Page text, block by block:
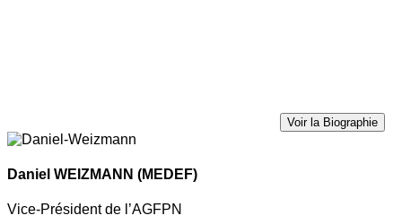
Voir la Biographie
Daniel WEIZMANN (MEDEF)
Vice-Président de l’AGFPN